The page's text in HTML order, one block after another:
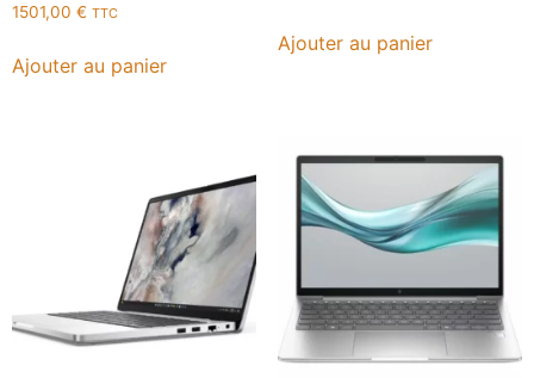
1501,00 € TTC
Ajouter au panier
Ajouter au panier